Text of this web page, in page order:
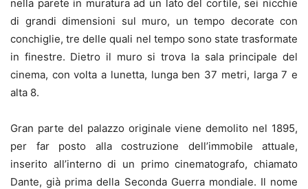
nella parete in muratura ad un lato del cortile, sei nicchie
di grandi dimensioni sul muro, un tempo decorate con
conchiglie, tre delle quali nel tempo sono state trasformate
in finestre. Dietro il muro si trova la sala principale del
cinema, con volta a lunetta, lunga ben 37 metri, larga 7 e
alta 8.
Gran parte del palazzo originale viene demolito nel 1895,
per far posto alla costruzione dell’immobile attuale,
inserito all’interno di un primo cinematografo, chiamato
Dante, già prima della Seconda Guerra mondiale. Il nome